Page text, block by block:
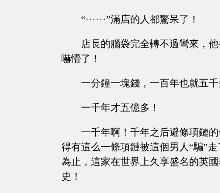
“······”滿店的人都驚呆了！
店長的腦袋完全轉不過彎來，
嚇懵了！
一分鐘一塊錢，一百年也就五
一千年才五億多！
一千年啊！千年之后避條項鏈
得有這么一條項鏈被這個男人“騙”
為止，這家在世界上久享盛名的英
史！